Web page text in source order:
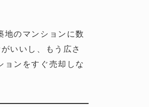
地のマンションに数
いいし、もう広さ
ョンをすぐ売却しな